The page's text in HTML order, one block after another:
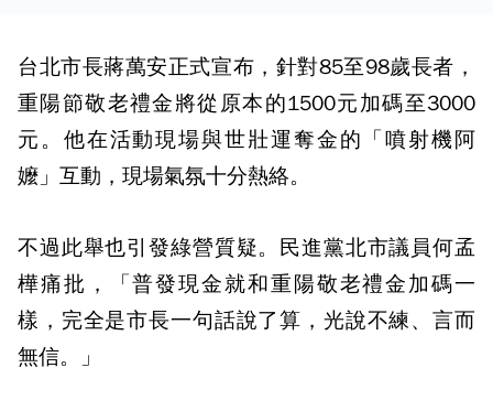
台北市長蔣萬安正式宣布，針對85至98歲長者，
重陽節敬老禮金將從原本的1500元加碼至3000
元。他在活動現場與世壯運奪金的「噴射機阿
嬤」互動，現場氣氛十分熱絡。
不過此舉也引發綠營質疑。民進黨北市議員何孟
樺痛批，「普發現金就和重陽敬老禮金加碼一
樣，完全是市長一句話說了算，光說不練、言而
無信。」